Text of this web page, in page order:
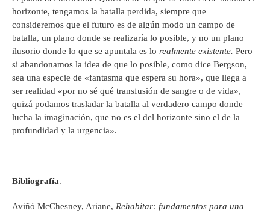
horizonte, tengamos la batalla perdida, siempre que
consideremos que el futuro es de algún modo un campo de
batalla, un plano donde se realizaría lo posible, y no un plano
ilusorio donde lo que se apuntala es lo realmente existente. Pero
si abandonamos la idea de que lo posible, como dice Bergson,
sea una especie de «fantasma que espera su hora», que llega a
ser realidad «por no sé qué transfusión de sangre o de vida»,
quizá podamos trasladar la batalla al verdadero campo donde
lucha la imaginación, que no es el del horizonte sino el de la
profundidad y la urgencia».
Bibliografía.
Aviñó McChesney, Ariane, Rehabitar: fundamentos para una